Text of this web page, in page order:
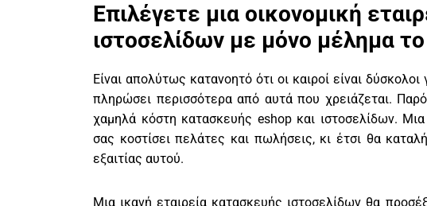
Επιλέγετε μια οικονομική
ιστοσελίδων με μόνο μέλημα
Είναι απολύτως κατανοητό ότι οι καιροί είναι
πληρώσει περισσότερα από αυτά που χρειάζεται.
χαμηλά κόστη κατασκευής eshop και ιστοσελίδων.
σας κοστίσει πελάτες και πωλήσεις, κι έτσι θα
εξαιτίας αυτού.
Μια ικανή εταιρεία κατασκευής ιστοσελίδων θα